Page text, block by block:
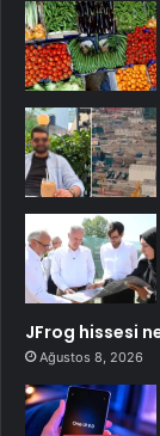
JFrog hissesi
Ağustos 8, 2026